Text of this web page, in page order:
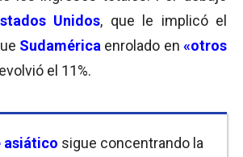
Unidos, que le implicó el
Sudamérica enrolado en «otros
el 11%.
asiático sigue concentrando la